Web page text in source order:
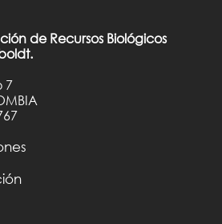
de Recursos Biológicos
7